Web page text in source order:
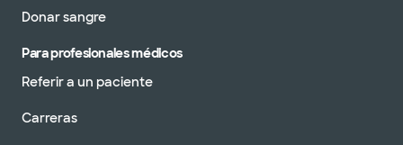
Donar sangre
Para profesionales médicos
Referir a un paciente
Carreras